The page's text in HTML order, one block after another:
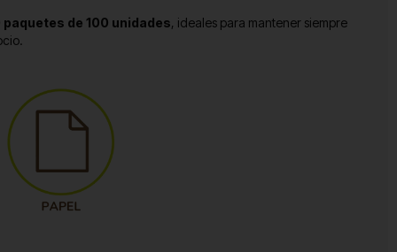
de 100 unidades, ideales para mantener siempre